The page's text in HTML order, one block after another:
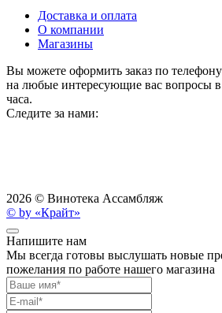
Доставка и оплата
О компании
Магазины
Вы можете оформить заказ по
на любые интересующие вас вопросы
часа.
Следите за нами:
2026 © Винотека Ассамбляж
© by «Крайт»
Напишите нам
Мы всегда готовы выслушать новые
пожелания по работе нашего магазина